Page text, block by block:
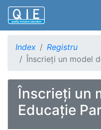
Index
Registru
Înscrieți un model
Înscrieți un
Educație